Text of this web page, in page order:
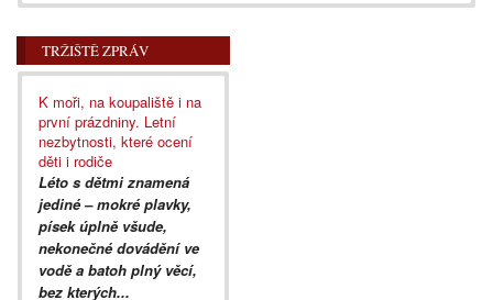
TRŽIŠTĚ ZPRÁV
K moři, na koupaliště i na
první prázdniny. Letní
nezbytnosti, které ocení
děti i rodiče
Léto s dětmi znamená
jediné – mokré plavky,
písek úplně všude,
nekonečné dovádění ve
vodě a batoh plný věcí,
bez kterých...